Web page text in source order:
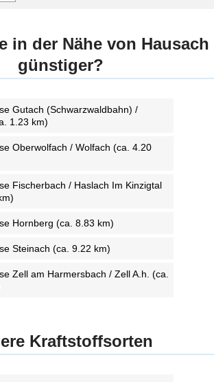
in der Nähe von Hausach
günstiger?
Gutach (Schwarzwaldbahn) /
1.23 km)
Oberwolfach / Wolfach (ca. 4.20
Fischerbach / Haslach Im Kinzigtal
Hornberg (ca. 8.83 km)
Steinach (ca. 9.22 km)
Zell am Harmersbach / Zell A.h. (ca.
Kraftstoffsorten